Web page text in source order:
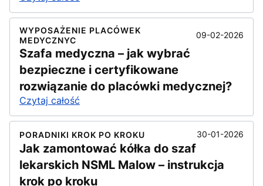
WYPOSAŻENIE PLACÓWEK
MEDYCZNYC
09-02-2026
Szafa medyczna – jak wybrać
bezpieczne i certyfikowane
rozwiązanie do placówki medycznej?
Czytaj całość
PORADNIKI KROK PO KROKU 30-01-2026
Jak zamontować kółka do szaf
lekarskich NSML Malow – instrukcja
krok po kroku